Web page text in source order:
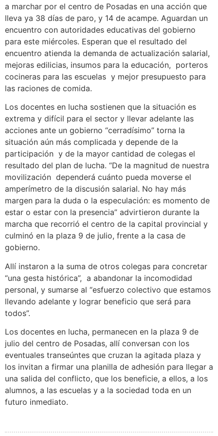
a marchar por el centro de Posadas en una acción que
lleva ya 38 días de paro, y 14 de acampe. Aguardan un
encuentro con autoridades educativas del gobierno
para este miércoles. Esperan que el resultado del
encuentro atienda la demanda de actualización salarial,
mejoras edilicias, insumos para la educación, porteros
cocineras para las escuelas y mejor presupuesto para
las raciones de comida.
Los docentes en lucha sostienen que la situación es
extrema y difícil para el sector y llevar adelante las
acciones ante un gobierno “cerradísimo” torna la
situación aún más complicada y depende de la
participación y de la mayor cantidad de colegas el
resultado del plan de lucha. “De la magnitud de nuestra
movilización dependerá cuánto pueda moverse el
amperímetro de la discusión salarial. No hay más
margen para la duda o la especulación: es momento de
estar o estar con la presencia” advirtieron durante la
marcha que recorrió el centro de la capital provincial y
culminó en la plaza 9 de julio, frente a la casa de
gobierno.
Allí instaron a la suma de otros colegas para concretar
“una gesta histórica”, a abandonar la incomodidad
personal, y sumarse al “esfuerzo colectivo que estamos
llevando adelante y lograr beneficio que será para
todos”.
Los docentes en lucha, permanecen en la plaza 9 de
julio del centro de Posadas, allí conversan con los
eventuales transeúntes que cruzan la agitada plaza y
los invitan a firmar una planilla de adhesión para llegar a
una salida del conflicto, que los beneficie, a ellos, a los
alumnos, a las escuelas y a la sociedad toda en un
futuro inmediato.